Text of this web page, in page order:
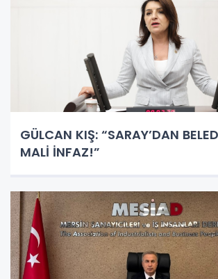
GÜLCAN KIŞ: “SARAY’DAN
MALİ İNFAZ!”